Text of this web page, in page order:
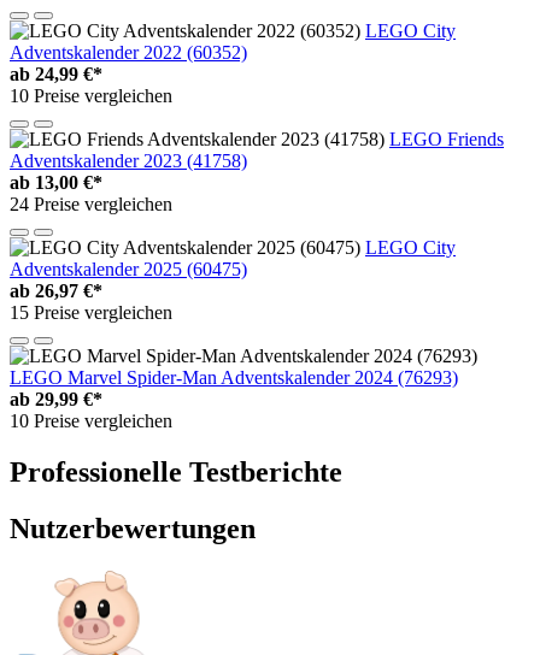
LEGO City
Adventskalender 2022 (60352)
ab 24,99 €*
10 Preise vergleichen
LEGO Friends
Adventskalender 2023 (41758)
ab 13,00 €*
24 Preise vergleichen
LEGO City
Adventskalender 2025 (60475)
ab 26,97 €*
15 Preise vergleichen
LEGO Marvel Spider-Man Adventskalender 2024 (76293)
ab 29,99 €*
10 Preise vergleichen
Professionelle Testberichte
Nutzerbewertungen